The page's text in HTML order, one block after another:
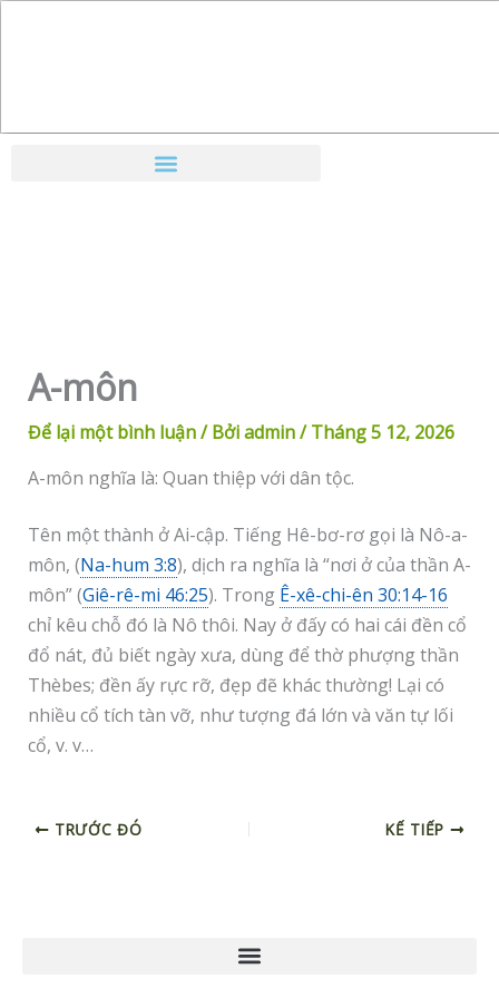
A-môn
Để lại một bình luận/ Bởiadmin/Tháng 5 12, 2026
A-môn nghĩa là: Quan thiệp với dân tộc.
Tên một thành ở Ai-cập. Tiếng Hê-bơ-rơ gọi là Nô-a-
môn, (Na-hum 3:8), dịch ra nghĩa là “nơi ở của thần A-
môn” (Giê-rê-mi 46:25). Trong Ê-xê-chi-ên 30:14-16
chỉ kêu chỗ đó là Nô thôi. Nay ở đấy có hai cái đền cổ
đổ nát, đủ biết ngày xưa, dùng để thờ phượng thần
Thèbes; đền ấy rực rỡ, đẹp đẽ khác thường! Lại có
nhiều cổ tích tàn vỡ, như tượng đá lớn và văn tự lối
cổ, v. v…
TRƯỚC ĐÓ KẾ TIẾP